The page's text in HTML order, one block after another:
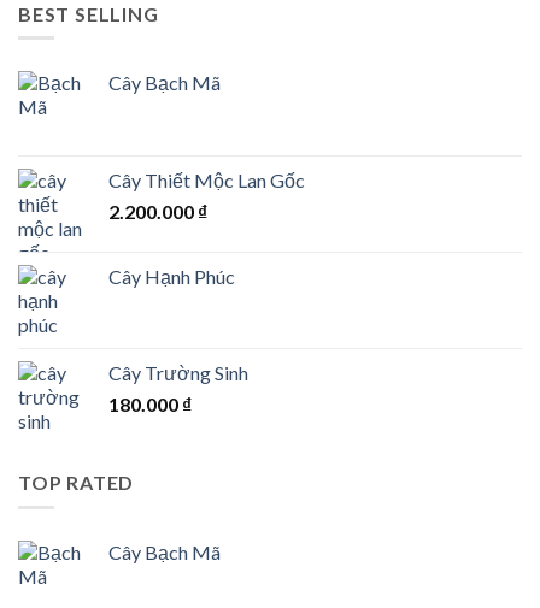
BEST SELLING
Cây Bạch Mã
Cây Thiết Mộc Lan Gốc
2.200.000 ₫
Cây Hạnh Phúc
Cây Trường Sinh
180.000 ₫
TOP RATED
Cây Bạch Mã